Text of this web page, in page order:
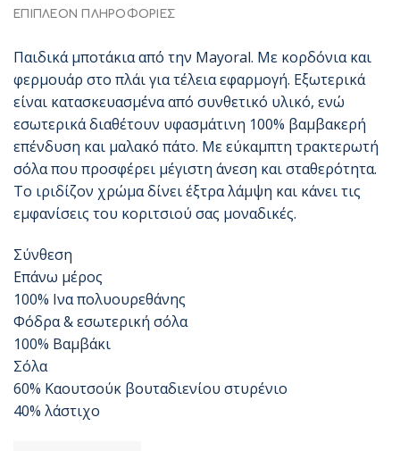
ΕΠΙΠΛΈΟΝ ΠΛΗΡΟΦΟΡΊΕΣ
Παιδικά μποτάκια από την Mayoral. Με κορδόνια και
φερμουάρ στο πλάι για τέλεια εφαρμογή. Εξωτερικά
είναι κατασκευασμένα από συνθετικό υλικό, ενώ
εσωτερικά διαθέτουν υφασμάτινη 100% βαμβακερή
επένδυση και μαλακό πάτο. Με εύκαμπτη τρακτερωτή
σόλα που προσφέρει μέγιστη άνεση και σταθερότητα.
Το ιριδίζον χρώμα δίνει έξτρα λάμψη και κάνει τις
εμφανίσεις του κοριτσιού σας μοναδικές.
Σύνθεση
Επάνω μέρος
100% Ινα πολυουρεθάνης
Φόδρα & εσωτερική σόλα
100% Βαμβάκι
Σόλα
60% Καουτσούκ βουταδιενίου στυρένιο
40% λάστιχο